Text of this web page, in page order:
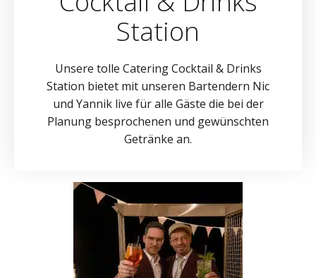
Station
Unsere tolle Catering Cocktail & Drinks
Station bietet mit unseren Bartendern Nic
und Yannik live für alle Gäste die bei der
Planung besprochenen und gewünschten
Getränke an.